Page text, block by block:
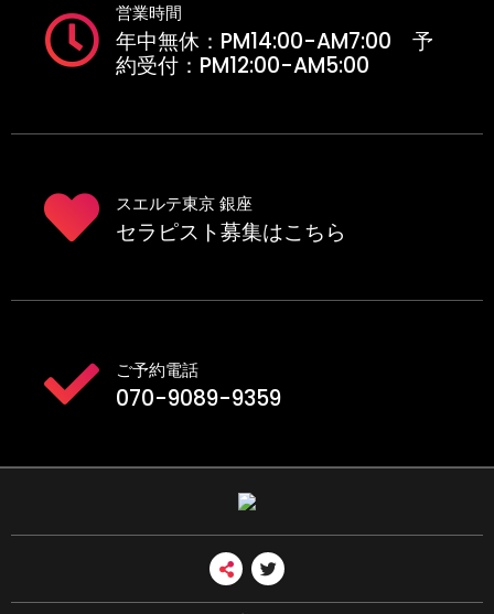
営業時間
年中無休：PM14:00-AM7:00 予
約受付：PM12:00-AM5:00
スエルテ東京 銀座
セラピスト募集はこちら
ご予約電話
070-9089-9359